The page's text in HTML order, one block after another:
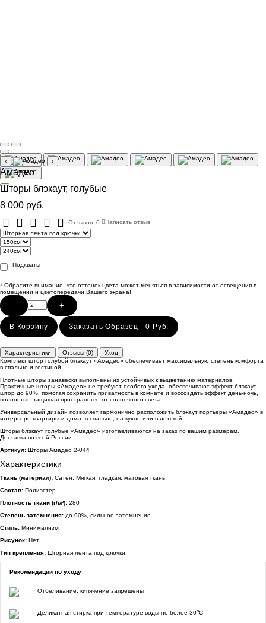
‹ ›
Амадео
Шторы блэкаут, голубые
8 000 руб.
Отзывов: 0 Написать отзыв
Подхваты
* Обратите внимание, что оттенок цвета может меняться в зависимости от освещения в
помещении и цветопередачи Вашего экрана!
- +
В Корзину Заказать Образец - 0 Руб.
Характеристики Отзывы (0)
Уход
Комплект штор голубой блэкаут «Амадео» обеспечивает максимальную степень комфорта
в спальне и гостиной.
Плотные шторы занавески выполнены из устойчивых к выцветанию материалов.
Практичные шторы «Амадео» не требуют особого ухода, обеспечивают эффект блэкаут
штор до 90%, помогая сохранить приватность в комнате и воссоздать эффект день-ночь,
полностью защищая пространство от солнечного света.
Универсальный дизайн позволяет гармонично расположить блэкаут портьеры «Амадео» в
интерьере квартиры и дома: в спальне, на кухне или в детской .
Шторы блэкаут голубые «Амадео» изготавливаются на заказ по вашим размерам.
Доставка по всей России.
Артикул: Шторы Амадео 2-044
Характеристики
Ткань (материал): Сатен. Мягкая, гладкая, матовая ткань
Состав: Полиэстер
Плотность ткани (г/м²): 280
Степень затемнения: до 90%, сильное затемнение
Стиль: Минимализм
Рисунок: Нет
Тип крепления: Шторная лента под крючки
Рекомендации по уходу
Отбеливание, кипячение запрещены
Деликатная стирка при температуре воды не более 30oC